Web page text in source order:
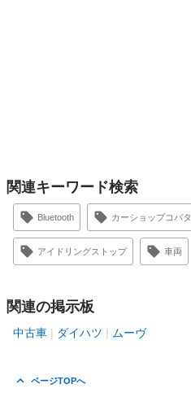
関連キーワード検索
Bluetooth カーショップコバタ
アイドリングストップ 車両
関連の掲示板
中古車 ダイハツ ムーヴ
ページTOPへ